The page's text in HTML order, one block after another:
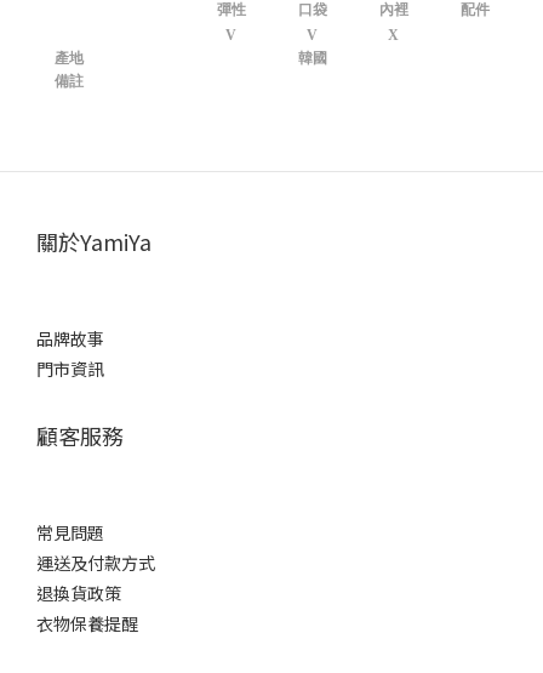
彈性
口袋 內裡
配件
V
V
X
產地
韓國
備註
關於YamiYa
品牌故事
門市資訊
顧客服務
常見問題
運送及付款方式
退換貨政策
衣物保養提醒